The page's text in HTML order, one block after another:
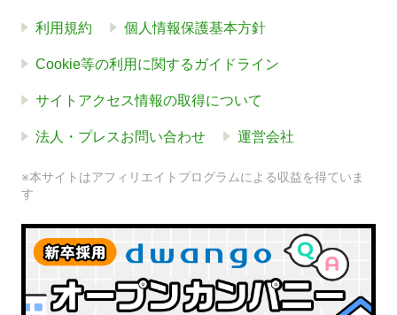
利用規約 個人情報保護基本方針
Cookie等の利用に関するガイドライン
サイトアクセス情報の取得について
法人・プレスお問い合わせ 運営会社
※本サイトはアフィリエイトプログラムによる収益を得ていま
す